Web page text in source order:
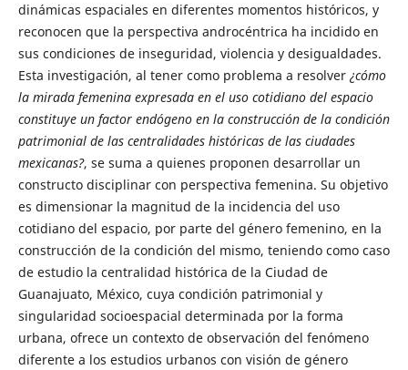
dinámicas espaciales en diferentes momentos históricos, y
reconocen que la perspectiva androcéntrica ha incidido en
sus condiciones de inseguridad, violencia y desigualdades.
Esta investigación, al tener como problema a resolver ¿cómo
la mirada femenina expresada en el uso cotidiano del espacio
constituye un factor endógeno en la construcción de la condición
patrimonial de las centralidades históricas de las ciudades
mexicanas?, se suma a quienes proponen desarrollar un
constructo disciplinar con perspectiva femenina. Su objetivo
es dimensionar la magnitud de la incidencia del uso
cotidiano del espacio, por parte del género femenino, en la
construcción de la condición del mismo, teniendo como caso
de estudio la centralidad histórica de la Ciudad de
Guanajuato, México, cuya condición patrimonial y
singularidad socioespacial determinada por la forma
urbana, ofrece un contexto de observación del fenómeno
diferente a los estudios urbanos con visión de género